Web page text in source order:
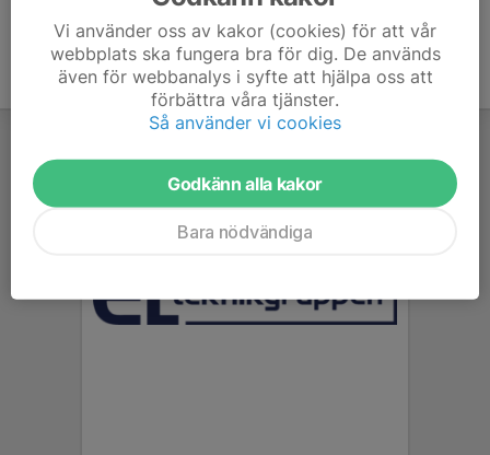
Vi använder oss av kakor (cookies) för att vår
webbplats ska fungera bra för dig. De används
även för webbanalys i syfte att hjälpa oss att
förbättra våra tjänster.
Så använder vi cookies
Godkänn alla kakor
Bara nödvändiga